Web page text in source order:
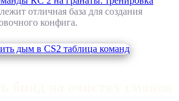
отличная база для создания
конфига.